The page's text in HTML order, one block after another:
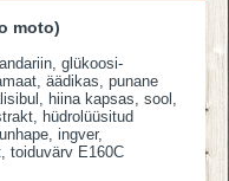
moto)
glükoosi-
äädikas, punane
hiina kapsas, sool,
hüdrolüüsitud
ingver,
toiduvärv E160C